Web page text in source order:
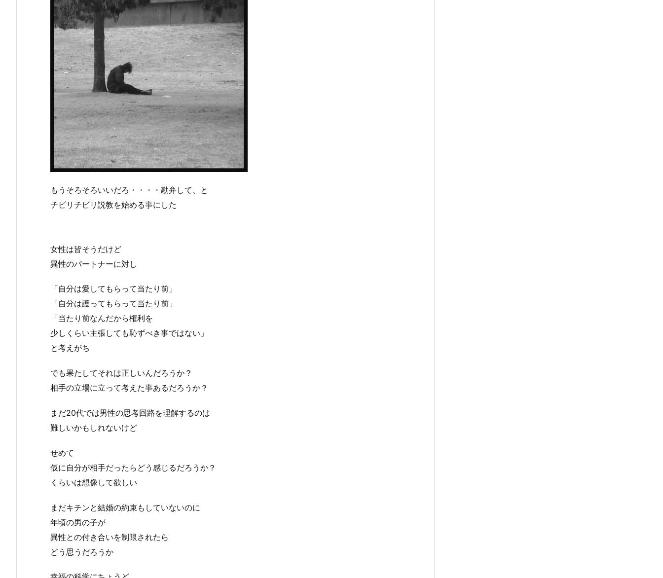
もうそろそろいいだろ・・・・勘弁して、と
チビリチビリ説教を始める事にした
女性は皆そうだけど
異性のパートナーに対し
「自分は愛してもらって当たり前」
「自分は護ってもらって当たり前」
「当たり前なんだから権利を
少しくらい主張しても恥ずべき事ではない」
と考えがち
でも果たしてそれは正しいんだろうか？
相手の立場に立って考えた事あるだろうか？
まだ20代では男性の思考回路を理解するのは
難しいかもしれないけど
せめて
仮に自分が相手だったらどう感じるだろうか？
くらいは想像して欲しい
まだキチンと結婚の約束もしていないのに
年頃の男の子が
異性との付き合いを制限されたら
どう思うだろうか